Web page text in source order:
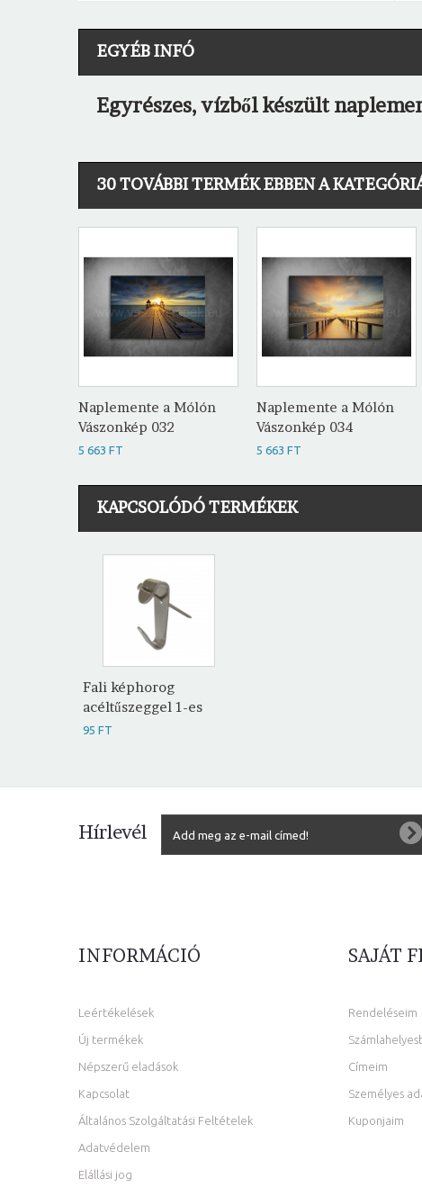
EGYÉB INFÓ
Egyrészes, vízből készült
30 TOVÁBBI TERMÉK EBBEN A
Naplemente a Mólón
Vászonkép 032
5 663 FT
Naplemente a Mólón
Vászonkép 034
5 663 FT
KAPCSOLÓDÓ TERMÉKEK
Fali képhorog
acéltűszeggel 1-es
95 FT
Hírlevél
INFORMÁCIÓ
Leértékelések
Új termékek
Népszerű eladások
Kapcsolat
Általános Szolgáltatási Feltételek
Adatvédelem
Elállási jog
SAJÁT
Rendeléseim
Címeim
Személyes
Kuponjaim